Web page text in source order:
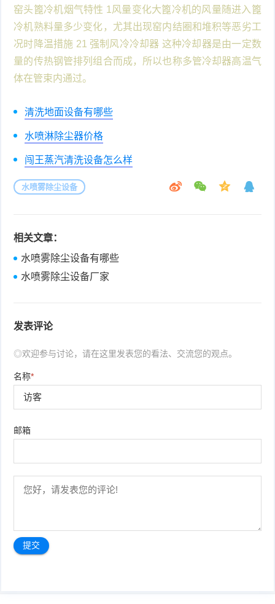
窑头篦冷机烟气特性 1风量变化大篦冷机的风量随进入篦
冷机熟料量多少变化，尤其出现窑内结圈和堆积等恶劣工
况时降温措施 21 强制风冷冷却器 这种冷却器是由一定数
量的传热钢管排列组合而成，所以也称多管冷却器高温气
体在管束内通过。
清洗地面设备有哪些
水喷淋除尘器价格
闯王蒸汽清洗设备怎么样
水喷雾除尘设备
相关文章：
水喷雾除尘设备有哪些
水喷雾除尘设备厂家
发表评论
◎欢迎参与讨论，请在这里发表您的看法、交流您的观点。
名称*
邮箱